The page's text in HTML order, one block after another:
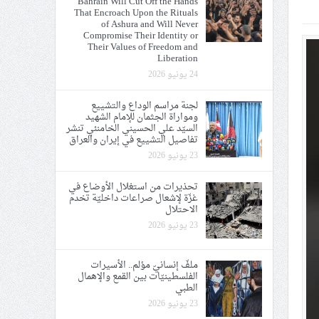
الحريّة والتحرير
الإمام الحسين «ع»
في إيران والعراق
That Encroach Upon the Rituals
of Ashura and Will Never
Compromise Their Identity or
Their Values of Freedom and
Liberation
24 يونيو 2026
لجنة مراسم الوداع والتشييع
ومواراة الجثمان للإمام الشهيد
السيّد علي الحسيني الخامنئي تنشر
تفاصيل التشييع في إيران والعراق
23 يونيو 2026
تحذيرات من استغلال الأوضاع في
غزّة لإشعال صراعات داخليّة تخدم
الاحتلال
23 يونيو 2026
ملفّ إنسانيّ مؤلم.. الأسيرات
الفلسطينيّات بين القمع والإهمال
الطبي
23 يونيو 2026